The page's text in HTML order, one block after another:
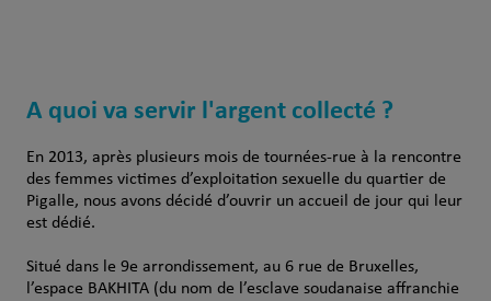
A quoi va servir l'argent collecté ?
En 2013, après plusieurs mois de tournées-rue à la rencontre
des femmes victimes d’exploitation sexuelle du quartier de
Pigalle, nous avons décidé d’ouvrir un accueil de jour qui leur
est dédié.
Situé dans le 9e arrondissement, au 6 rue de Bruxelles,
l’espace BAKHITA (du nom de l’esclave soudanaise affranchie